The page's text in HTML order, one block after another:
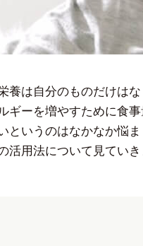
養は自分のものだけは
ギーを増やすために食
というのはなかなか悩
活用法について見ていき